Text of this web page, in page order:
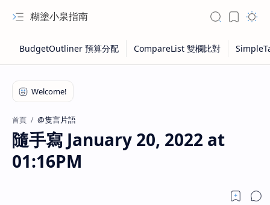
糊塗小泉指南
首頁 @隻言片語
隨手寫 January 20, 2022 at
01:16PM